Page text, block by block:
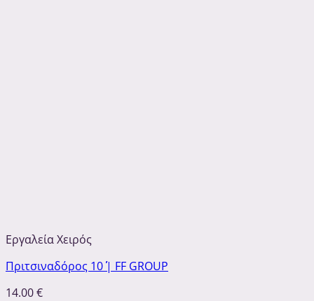
Εργαλεία Χειρός
Πριτσιναδόρος 10΄΄ | FF GROUP
14.00€